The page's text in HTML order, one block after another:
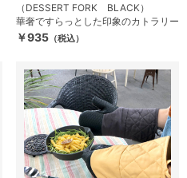
（DESSERT FORK BLACK）
華奢ですらっとした印象のカトラリー
￥935 （税込）